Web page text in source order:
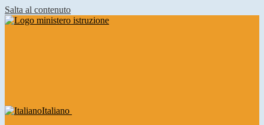
Salta al contenuto
Italiano